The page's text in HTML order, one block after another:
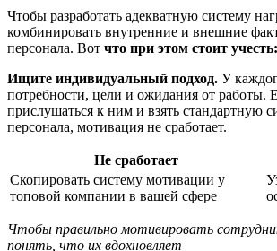
Чтобы разработать адекватную систему
комбинировать внутренние и внешние
персонала. Вот что при этом стоит учесть:
Ищите индивидуальный подход. У
потребности, цели и ожидания от работы.
прислушаться к ним и взять стандартную
персонала, мотивация не сработает.
Не сработает
Скопировать систему мотивации у
топовой компании в вашей сфере
Чтобы правильно мотивировать
понять, что их вдохновляет